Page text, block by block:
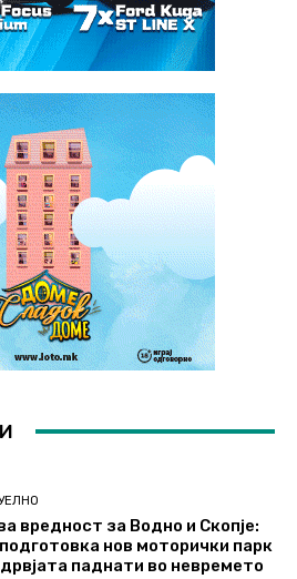
вредност за Водно и Скопје:
нов моторички парк
паднати во невремето